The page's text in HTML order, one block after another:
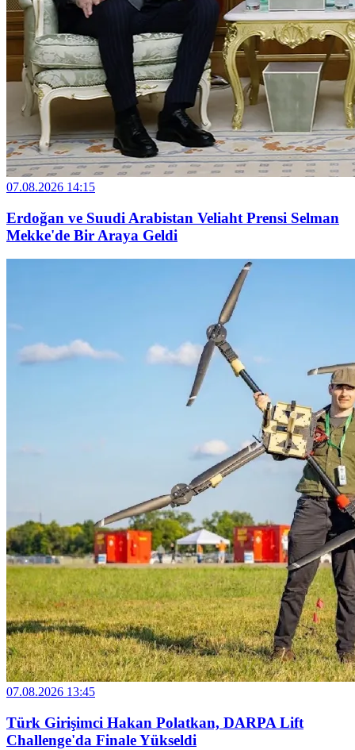
07.08.2026 14:15
Erdoğan ve Suudi Arabistan Veliaht Prensi Selman
Mekke'de Bir Araya Geldi
07.08.2026 13:45
Türk Girişimci Hakan Polatkan, DARPA Lift
Challenge'da Finale Yükseldi